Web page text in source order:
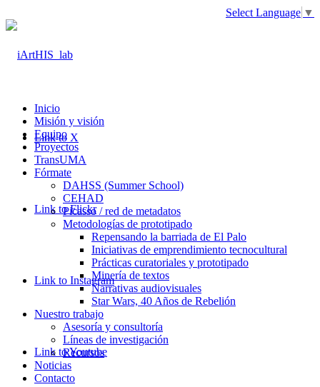
Select Language ▼
Link to X
Link to Flickr
Link to Instagram
Link to Youtube
Inicio
Misión y visión
Equipo
Proyectos
TransUMA
Fórmate
DAHSS (Summer School)
CEHAD
Picasso / red de metadatos
Metodologías de prototipado
Repensando la barriada de El Palo
Iniciativas de emprendimiento tecnocultural
Prácticas curatoriales y prototipado
Minería de textos
Narrativas audiovisuales
Star Wars, 40 Años de Rebelión
Nuestro trabajo
Asesoría y consultoría
Líneas de investigación
Recursos
Noticias
Contacto